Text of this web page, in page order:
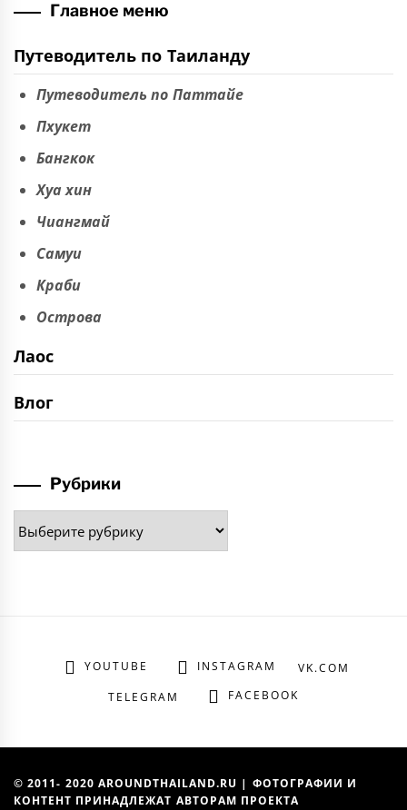
Главное меню
Путеводитель по Таиланду
Путеводитель по Паттайе
Пхукет
Бангкок
Хуа хин
Чиангмай
Самуи
Краби
Острова
Лаос
Влог
Рубрики
Рубрики
YOUTUBE INSTAGRAM
VK.COM
TELEGRAM
FACEBOOK
© 2011- 2020 AROUNDTHAILAND.RU | ФОТОГРАФИИ И
КОНТЕНТ ПРИНАДЛЕЖАТ АВТОРАМ ПРОЕКТА